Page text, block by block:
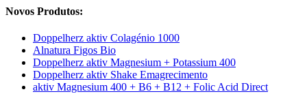
Novos Produtos:
Doppelherz aktiv Colagénio 1000
Alnatura Figos Bio
Doppelherz aktiv Magnesium + Potassium 400
Doppelherz aktiv Shake Emagrecimento
aktiv Magnesium 400 + B6 + B12 + Folic Acid Direct